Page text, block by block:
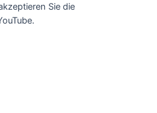
Sie die